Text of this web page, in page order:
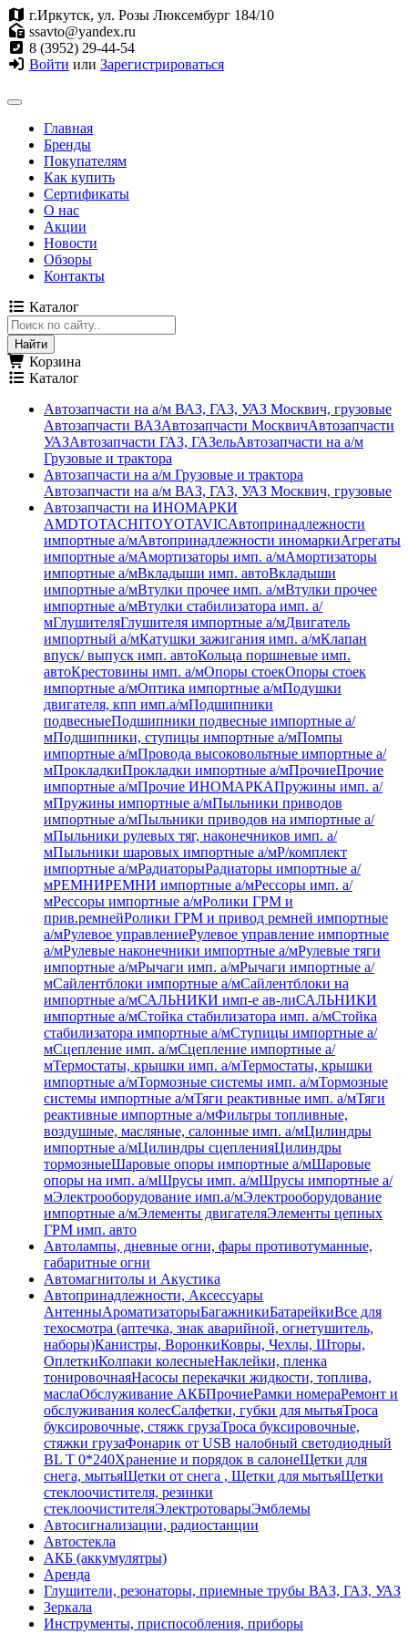
г.Иркутск, ул. Розы Люксембург 184/10
ssavto@yandex.ru
8 (3952) 29-44-54
Войти или Зарегистрироваться
Главная
Бренды
Покупателям
Как купить
Сертификаты
О нас
Акции
Новости
Обзоры
Контакты
Каталог
Корзина
Каталог
Автозапчасти на а/м ВАЗ, ГАЗ, УАЗ Москвич, грузовые
Автозапчасти ВАЗАвтозапчасти МосквичАвтозапчасти
УАЗАвтозапчасти ГАЗ, ГАЗельАвтозапчасти на а/м
Грузовые и трактора
Автозапчасти на а/м Грузовые и трактора
Автозапчасти на а/м ВАЗ, ГАЗ, УАЗ Москвич, грузовые
Автозапчасти на ИНОМАРКИ
AMDTOTACHITOYOTAVICАвтопринадлежности
импортные а/мАвтопринадлежности иномаркиАгрегаты
импортные а/мАмортизаторы имп. а/мАмортизаторы
импортные а/мВкладыши имп. автоВкладыши
импортные а/мВтулки прочее имп. а/мВтулки прочее
импортные а/мВтулки стабилизатора имп. а/
мГлушителяГлушителя импортные а/мДвигатель
импортный а/мКатушки зажигания имп. а/мКлапан
впуск/ выпуск имп. автоКольца поршневые имп.
автоКрестовины имп. а/мОпоры стоекОпоры стоек
импортные а/мОптика импортные а/мПодушки
двигателя, кпп имп.а/мПодшипники
подвесныеПодшипники подвесные импортные а/
мПодшипники, ступицы импортные а/мПомпы
импортные а/мПровода высоковольтные импортные а/
мПрокладкиПрокладки импортные а/мПрочиеПрочие
импортные а/мПрочие ИНОМАРКАПружины имп. а/
мПружины импортные а/мПыльники приводов
импортные а/мПыльники приводов на импортные а/
мПыльники рулевых тяг, наконечников имп. а/
мПыльники шаровых импортные а/мР/комплект
импортные а/мРадиаторыРадиаторы импортные а/
мРЕМНИРЕМНИ импортные а/мРессоры имп. а/
мРессоры импортные а/мРолики ГРМ и
прив.ремнейРолики ГРМ и привод ремней импортные
а/мРулевое управлениеРулевое управление импортные
а/мРулевые наконечники импортные а/мРулевые тяги
импортные а/мРычаги имп. а/мРычаги импортные а/
мСайлентблоки импортные а/мСайлентблоки на
импортные а/мСАЛЬНИКИ имп-е ав-лиСАЛЬНИКИ
импортные а/мСтойка стабилизатора имп. а/мСтойка
стабилизатора импортные а/мСтупицы импортные а/
мСцепление имп. а/мСцепление импортные а/
мТермостаты, крышки имп. а/мТермостаты, крышки
импортные а/мТормозные системы имп. а/мТормозные
системы импортные а/мТяги реактивные имп. а/мТяги
реактивные импортные а/мФильтры топливные,
воздушные, масляные, салонные имп. а/мЦилиндры
импортные а/мЦилиндры сцепленияЦилиндры
тормозныеШаровые опоры импортные а/мШаровые
опоры на имп. а/мШрусы имп. а/мШрусы импортные а/
мЭлектрооборудование имп.а/мЭлектрооборудование
импортные а/мЭлементы двигателяЭлементы цепных
ГРМ имп. авто
Автолампы, дневные огни, фары противотуманные,
габаритные огни
Автомагнитолы и Акустика
Автопринадлежности, Аксессуары
АнтенныАроматизаторыБагажникиБатарейкиВсе для
техосмотра (аптечка, знак аварийной, огнетушитель,
наборы)Канистры, ВоронкиКовры, Чехлы, Шторы,
ОплеткиКолпаки колесныеНаклейки, пленка
тонировочнаяНасосы перекачки жидкости, топлива,
маслаОбслуживание АКБПрочиеРамки номераРемонт и
обслуживания колесСалфетки, губки для мытьяТроса
буксировочные, стяжк грузаТроса буксировочные,
стяжки грузаФонарик от USB налобный светодиодный
BL T 0*240Хранение и порядок в салонеЩетки для
снега, мытьяЩетки от снега , Щетки для мытьяЩетки
стеклоочистителя, резинки
стеклоочистителяЭлектротоварыЭмблемы
Автосигнализации, радиостанции
Автостекла
АКБ (аккумулятры)
Аренда
Глушители, резонаторы, приемные трубы ВАЗ, ГАЗ, УАЗ
Зеркала
Инструменты, приспособления, приборы